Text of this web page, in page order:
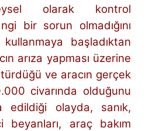
olarak kontrol
bir sorun olmadığını
başladıktan
arıza yapması üzerine
ve aracın gerçek
civarında olduğunu
edildiği olayda, sanık,
beyanları, araç bakım